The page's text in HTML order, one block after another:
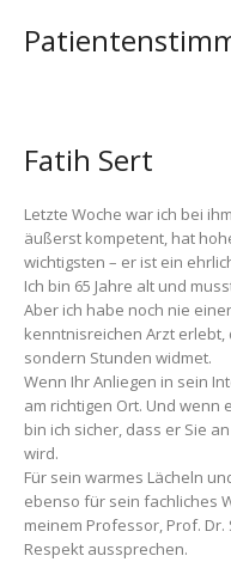
Fatih Sert
Letzte Woche war ich bei
äußerst kompetent, hat
wichtigsten – er ist ein
Ich bin 65 Jahre alt und
Aber ich habe noch nie
kenntnisreichen Arzt
sondern Stunden widmet.
Wenn Ihr Anliegen in sein
am richtigen Ort. Und wenn
bin ich sicher, dass er Sie
wird.
Für sein warmes Lächeln
ebenso für sein fachliches
meinem Professor, Prof.
Respekt aussprechen.